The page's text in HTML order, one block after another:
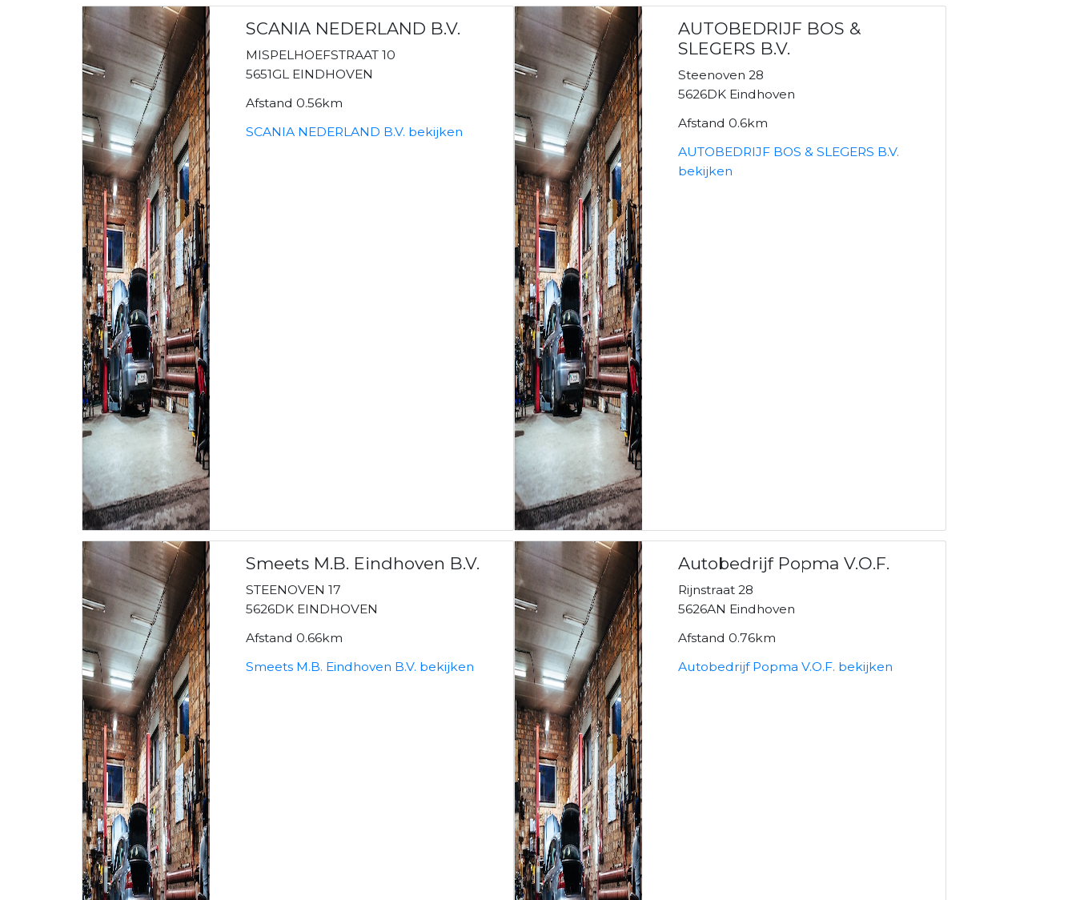
SCANIA NEDERLAND B.V.
MISPELHOEFSTRAAT 10
5651GL EINDHOVEN
Afstand 0.56km
SCANIA NEDERLAND B.V. bekijken
AUTOBEDRIJF BOS &
SLEGERS B.V.
Steenoven 28
5626DK Eindhoven
Afstand 0.6km
AUTOBEDRIJF BOS & SLEGERS B.V.
bekijken
Smeets M.B. Eindhoven B.V.
STEENOVEN 17
5626DK EINDHOVEN
Afstand 0.66km
Smeets M.B. Eindhoven B.V. bekijken
Autobedrijf Popma V.O.F.
Rijnstraat 28
5626AN Eindhoven
Afstand 0.76km
Autobedrijf Popma V.O.F. bekijken